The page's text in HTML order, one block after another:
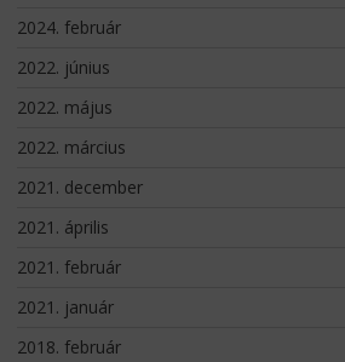
2024. február
2022. június
2022. május
2022. március
2021. december
2021. április
2021. február
2021. január
2018. február